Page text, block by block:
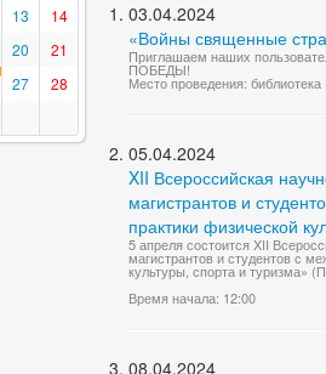
13
14
20
21
27
28
03.04.2024
«Войны священные
Приглашаем наших
ПОБЕДЫ!
Место проведения:
05.04.2024
XII Всероссийская
магистрантов и
практики физической
5 апреля состоится XII
магистрантов и студентов с
культуры, спорта и туризма»
Время начала: 12:00
08.04.2024